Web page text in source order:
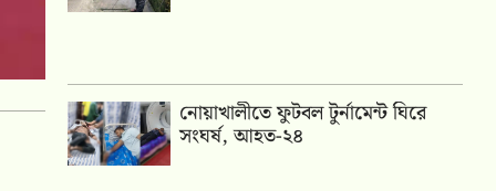
নোয়াখালীতে ফুটবল টুর্নামেন্ট ঘিরে
সংঘর্ষ, আহত-২৪